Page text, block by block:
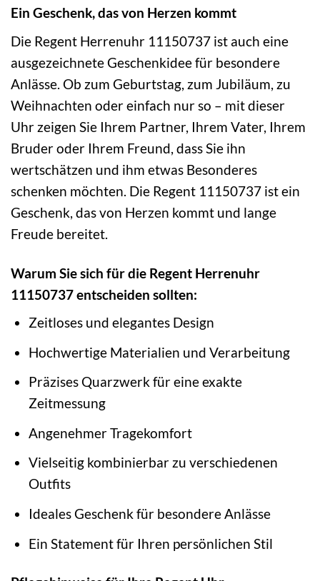
Ein Geschenk, das von Herzen kommt
Die Regent Herrenuhr 11150737 ist auch eine
ausgezeichnete Geschenkidee für besondere
Anlässe. Ob zum Geburtstag, zum Jubiläum, zu
Weihnachten oder einfach nur so – mit dieser
Uhr zeigen Sie Ihrem Partner, Ihrem Vater, Ihrem
Bruder oder Ihrem Freund, dass Sie ihn
wertschätzen und ihm etwas Besonderes
schenken möchten. Die Regent 11150737 ist ein
Geschenk, das von Herzen kommt und lange
Freude bereitet.
Warum Sie sich für die Regent Herrenuhr
11150737 entscheiden sollten:
Zeitloses und elegantes Design
Hochwertige Materialien und Verarbeitung
Präzises Quarzwerk für eine exakte
Zeitmessung
Angenehmer Tragekomfort
Vielseitig kombinierbar zu verschiedenen
Outfits
Ideales Geschenk für besondere Anlässe
Ein Statement für Ihren persönlichen Stil